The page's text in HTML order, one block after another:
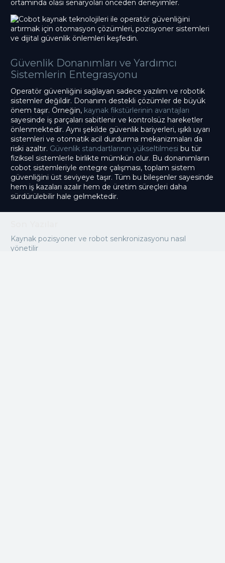
ortamında olası senaryoları önceden deneyimler.
Güvenlik Donanımları ve Yardımcı
Sistemlerin Entegrasyonu
Operatör güvenliğini sağlayan sadece yazılım ve robotik
sistemler değildir. Donanım destekli çözümler de büyük
önem taşır. Örneğin, kaynak fikstürlerinin avantajları
sayesinde iş parçaları sabitlenir ve kontrolsüz hareketler
önlenmektedir. Aynı şekilde güvenlik bariyerleri, ışıklı uyarı
sistemleri ve otomatik acil durdurma mekanizmaları da
riski azaltır. Güvenlik standartlarının yükseltilmesi bu tür
fiziksel sistemlerle birlikte mümkün olur. Bu donanımların
cobot sistemleriyle entegre çalışması, toplam sistem
güvenliğini üst seviyeye taşır. Tüm bu bileşenler sayesinde
hem iş kazaları azalır hem de üretim süreçleri daha
sürdürülebilir hale gelmektedir.
Kaynak pozisyoner ve robot senkronizasyonu nasıl
yönetilir